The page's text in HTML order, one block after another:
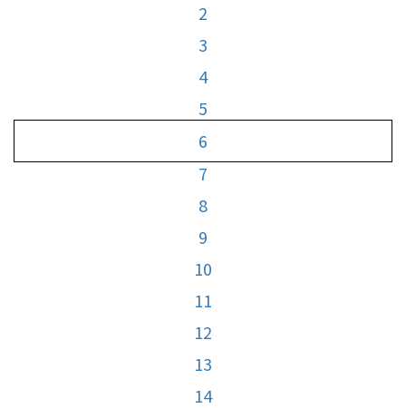
2
3
4
5
6
7
8
9
10
11
12
13
14